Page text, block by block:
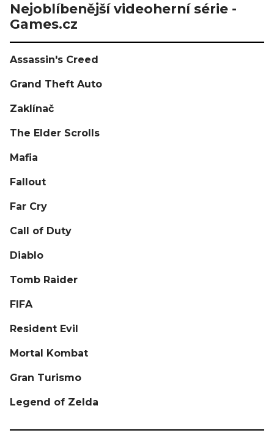
Nejoblíbenější videoherní série -
Games.cz
Assassin's Creed
Grand Theft Auto
Zaklínač
The Elder Scrolls
Mafia
Fallout
Far Cry
Call of Duty
Diablo
Tomb Raider
FIFA
Resident Evil
Mortal Kombat
Gran Turismo
Legend of Zelda